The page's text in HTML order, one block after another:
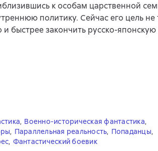
к особам царственной
политику. Сейчас его цель не
быстрее закончить русско-японскую
, Военно-историческая фантастика,
, Параллельная реальность, Попаданцы,
, Фантастический боевик